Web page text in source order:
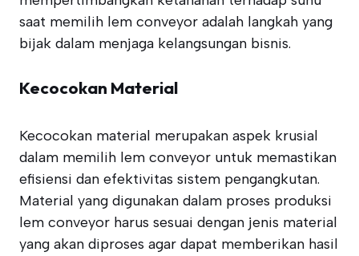
saat memilih lem conveyor adalah langkah yang
bijak dalam menjaga kelangsungan bisnis.
Kecocokan Material
Kecocokan material merupakan aspek krusial
dalam memilih lem conveyor untuk memastikan
efisiensi dan efektivitas sistem pengangkutan.
Material yang digunakan dalam proses produksi
lem conveyor harus sesuai dengan jenis material
yang akan diproses agar dapat memberikan hasil